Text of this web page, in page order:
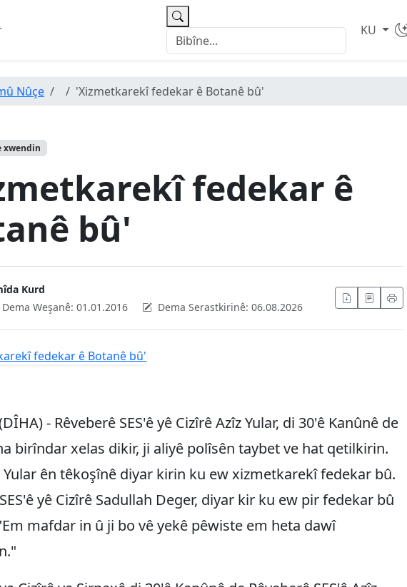
KU
Nûçe 'Xizmetkarekî fedekar ê Botanê bû'
xwendin
fedekar ê
bû'
Kurd
Dema Weşanê: 01.01.2016 Dema Serastkirinê: 06.08.2026
- Rêveberê SES'ê yê Cizîrê Azîz Yular, di 30'ê Kanûnê de
birîndar xelas dikir, ji aliyê polîsên taybet ve hat qetilkirin.
Yular ên têkoşînê diyar kirin ku ew xizmetkarekî fedekar bû.
yê Cizîrê Sadullah Deger, diyar kir ku ew pir fedekar bû
mafdar in û ji bo vê yekê pêwiste em heta dawî